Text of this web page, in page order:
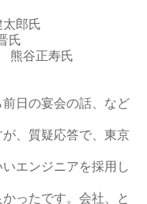
郎氏
氏
熊谷正寿氏
日の宴会の話、など
、質疑応答で、東京
エンジニアを採用し
ったです。会社、と